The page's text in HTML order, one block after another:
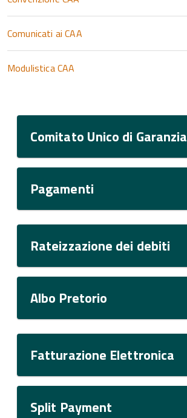
Comunicati ai CAA
Modulistica CAA
Comitato Unico di Garanzia
Pagamenti
Rateizzazione dei debiti
Albo Pretorio
Fatturazione Elettronica
Split Payment